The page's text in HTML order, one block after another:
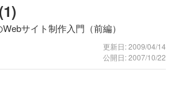
サイト制作入門（前編）
更新日: 2009/04/14
公開日: 2007/10/22